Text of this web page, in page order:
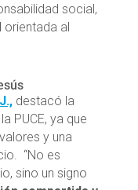
social,
al
destacó la
PUCE, ya que
y una
“No es
sino un signo